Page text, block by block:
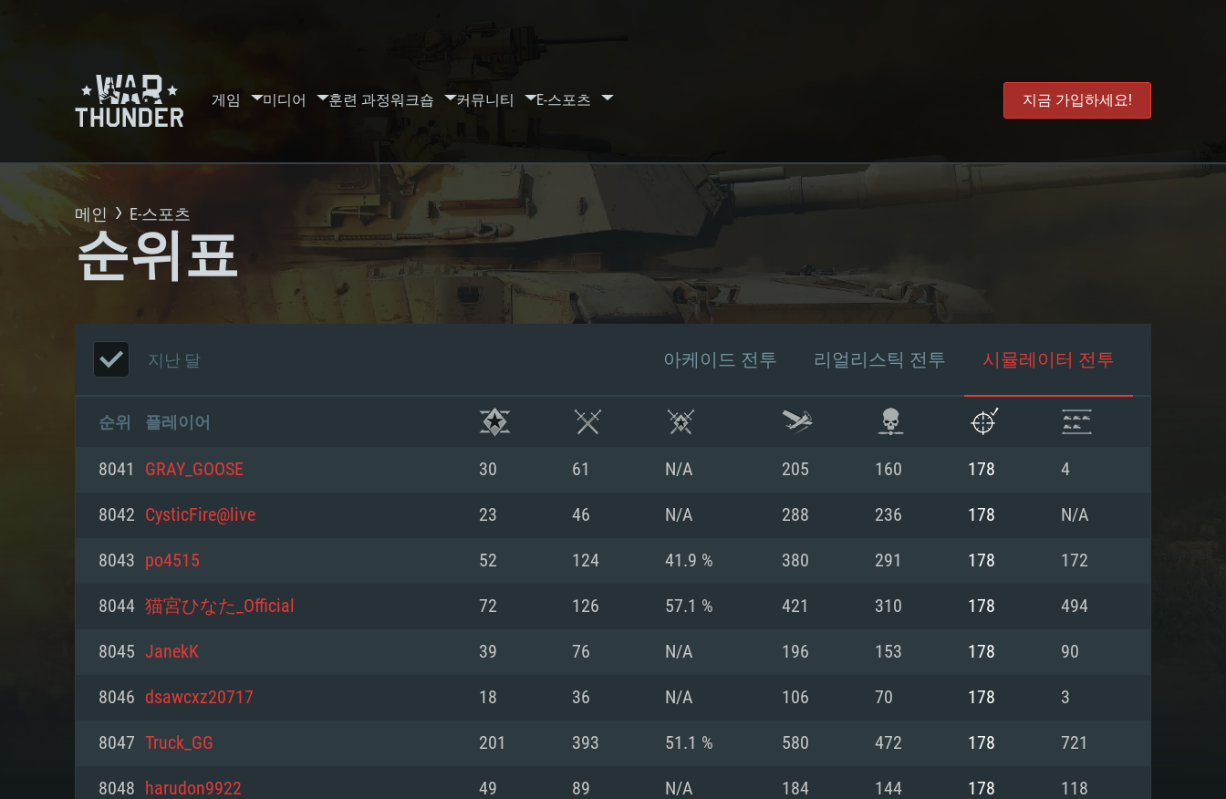
게임 미디어 훈련 과정워크숍 커뮤니티 E-스포츠 지금 가입하세요!
시스템 요구사항
메인 E-스포츠
순위표
지난 달 아케이드 전투 리얼리스틱 전투 시뮬레이터 전투
순위 플레이어
8041 GRAY_GOOSE 30 61 N/A 205 160 178 4
8042 CysticFire@live 23 46 N/A 288 236 178 N/A
8043 po4515 52 124 41.9 % 380 291 178 172
8044 猫宮ひなた_Official 72 126 57.1 % 421 310 178 494
8045 JanekK 39 76 N/A 196 153 178 90
8046 dsawcxz20717 18 36 N/A 106 70 178 3
8047 Truck_GG 201 393 51.1 % 580 472 178 721
8048 harudon9922 49 89 N/A 184 144 178 118